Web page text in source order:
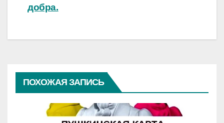
записям
добра.
ПОХОЖАЯ ЗАПИСЬ